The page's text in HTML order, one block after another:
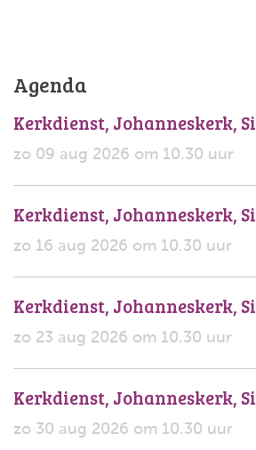
Agenda
Kerkdienst, Johanneskerk,
zo 09 aug 2026 om 10.30 uur
Kerkdienst, Johanneskerk,
zo 16 aug 2026 om 10.30 uur
Kerkdienst, Johanneskerk,
zo 23 aug 2026 om 10.30 uur
Kerkdienst, Johanneskerk,
zo 30 aug 2026 om 10.30 uur